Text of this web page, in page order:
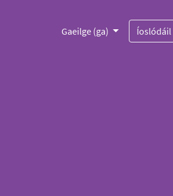
Gaeilge (ga) Íoslódáil